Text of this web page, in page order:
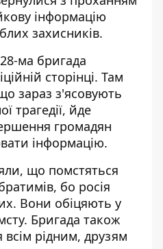
інформацію
захисників.
ма бригада
сторінці. Там
зараз з'ясовують
трагедії, йде
громадян
інформацію.
що помстяться
бо росія
Вони обіцяють у
Бригада також
всім рідним, друзям